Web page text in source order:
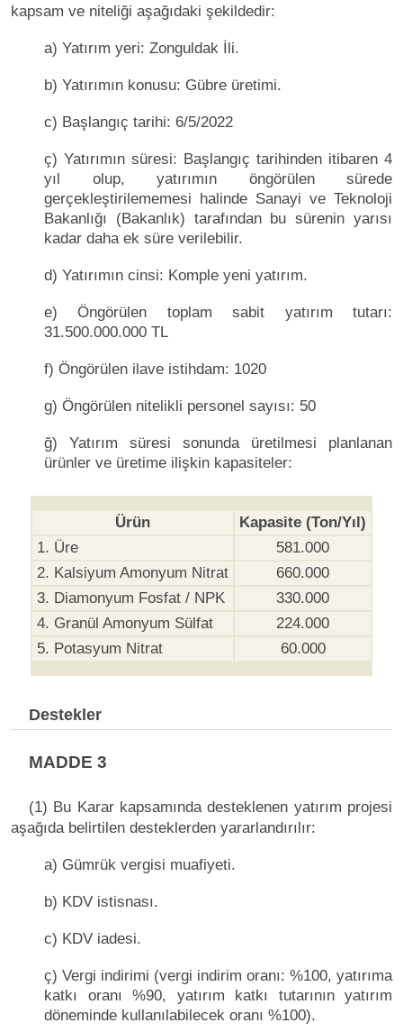
kapsam ve niteliği aşağıdaki şekildedir:
a) Yatırım yeri: Zonguldak İli.
b) Yatırımın konusu: Gübre üretimi.
c) Başlangıç tarihi: 6/5/2022
ç) Yatırımın süresi: Başlangıç tarihinden itibaren 4
yıl olup, yatırımın öngörülen sürede
gerçekleştirilememesi halinde Sanayi ve Teknoloji
Bakanlığı (Bakanlık) tarafından bu sürenin yarısı
kadar daha ek süre verilebilir.
d) Yatırımın cinsi: Komple yeni yatırım.
e) Öngörülen toplam sabit yatırım tutarı:
31.500.000.000 TL
f) Öngörülen ilave istihdam: 1020
g) Öngörülen nitelikli personel sayısı: 50
ğ) Yatırım süresi sonunda üretilmesi planlanan
ürünler ve üretime ilişkin kapasiteler:
Ürün
Kapasite (Ton/Yıl)
1. Üre
581.000
2. Kalsiyum Amonyum Nitrat
660.000
3. Diamonyum Fosfat / NPK
330.000
4. Granül Amonyum Sülfat
224.000
5. Potasyum Nitrat
60.000
Destekler
MADDE 3
(1) Bu Karar kapsamında desteklenen yatırım projesi
aşağıda belirtilen desteklerden yararlandırılır:
a) Gümrük vergisi muafiyeti.
b) KDV istisnası.
c) KDV iadesi.
ç) Vergi indirimi (vergi indirim oranı: %100, yatırıma
katkı oranı %90, yatırım katkı tutarının yatırım
döneminde kullanılabilecek oranı %100).